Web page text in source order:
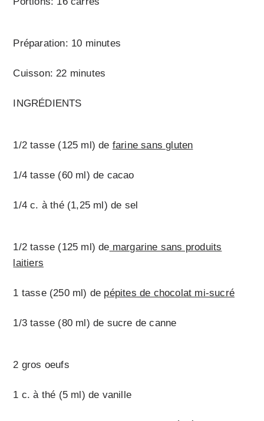
Préparation: 10 minutes
Cuisson: 22 minutes
INGRÉDIENTS
1/2 tasse (125 ml) de farine sans gluten
1/4 tasse (60 ml) de cacao
1/4 c. à thé (1,25 ml) de sel
1/2 tasse (125 ml) de margarine sans produits
laitiers
1 tasse (250 ml) de pépites de chocolat mi-sucré
1/3 tasse (80 ml) de sucre de canne
2 gros oeufs
1 c. à thé (5 ml) de vanille